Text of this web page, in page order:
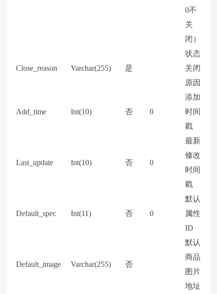
0不
关
闭）
Close_reason Varchar(255) 是
状态
关闭
原因
Add_time Int(10) 否 0
添加
时间
戳
Last_update Int(10) 否 0
最新
修改
时间
戳
Default_spec Int(11) 否 0
默认
属性
ID
Default_image Varchar(255) 否
默认
商品
图片
地址